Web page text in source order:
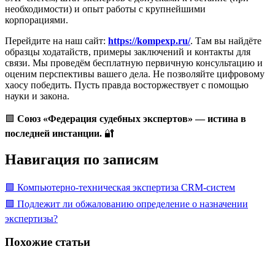
необходимости) и опыт работы с крупнейшими
корпорациями.
Перейдите на наш сайт: https://kompexp.ru/. Там вы найдёте
образцы ходатайств, примеры заключений и контакты для
связи. Мы проведём бесплатную первичную консультацию и
оценим перспективы вашего дела. Не позволяйте цифровому
хаосу победить. Пусть правда восторжествует с помощью
науки и закона.
🟩 Союз «Федерация судебных экспертов» — истина в
последней инстанции. 🔐
Навигация по записям
🟩 Компьютерно-техническая экспертиза CRM-систем
🟩 Подлежит ли обжалованию определение о назначении
экспертизы?
Похожие статьи